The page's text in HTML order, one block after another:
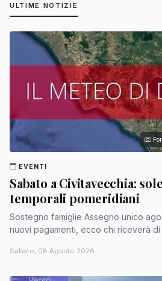
ULTIME NOTIZIE
EVENTI
Sabato a Civitavecchia:
temporali pomeridiani
Sostegno famiglie Assegno unico
nuovi pagamenti, ecco chi riceverà di
Sabato, 08 Agosto 2026